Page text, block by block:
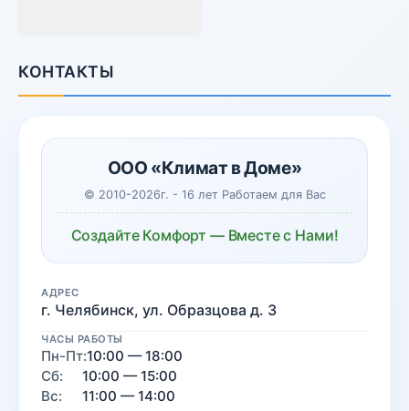
КОНТАКТЫ
ООО «Климат в Доме»
© 2010-2026г. - 16 лет Работаем для Вас
Создайте Комфорт — Вместе с Нами!
АДРЕС
г. Челябинск, ул. Образцова д. 3
ЧАСЫ РАБОТЫ
Пн-Пт:10:00 — 18:00
Сб:
10:00 — 15:00
Вс:
11:00 — 14:00